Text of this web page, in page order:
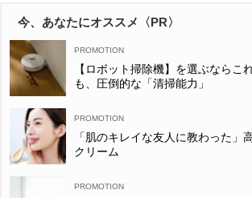
今、あなたにオススメ〈PR〉
【ロボット掃除機】を選ぶならこ
も、圧倒的な「清掃能力」
「肌のキレイな友人に教わった」
クリーム